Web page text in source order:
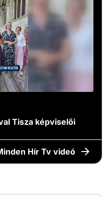
Tisza képviselői
Hír Tv videó